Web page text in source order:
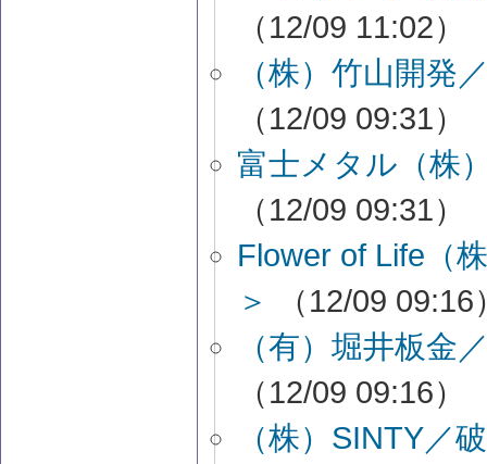
（12/09 11:02）
（株）竹山開
（12/09 09:31）
富士メタル（株
（12/09 09:31）
Flower of Life（
＞
（12/09 09:16
（有）堀井板
（12/09 09:16）
（株）SINTY／